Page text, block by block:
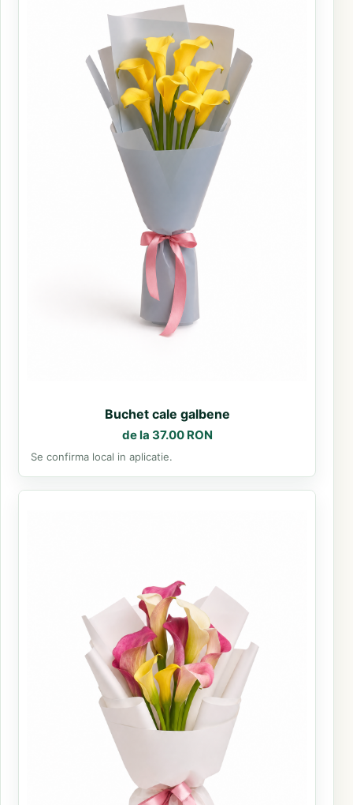
Buchet cale galbene
de la 37.00 RON
Se confirma local in aplicatie.